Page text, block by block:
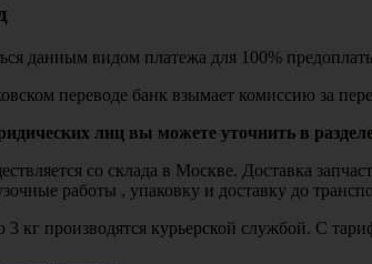
данным видом платежа для 100%
переводе банк взымает комиссию за
лиц вы можете уточнить в
со склада в Москве. Доставка
работы , упаковку и доставку до
3 кг производятся курьерской службой. С